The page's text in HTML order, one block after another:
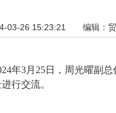
03-26 15:23:21 编辑：
年3月25日，周光曜副
行交流。